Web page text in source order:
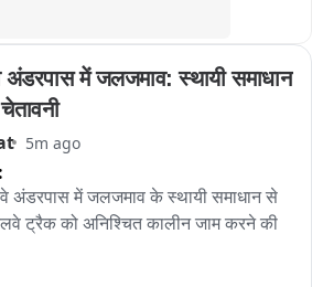
में जलजमाव: स्थायी समाधान
5m ago
अंडरपास में जलजमाव के स्थायी समाधान से
ट्रैक को अनिश्चित कालीन जाम करने की